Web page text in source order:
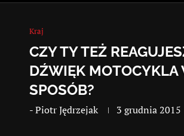
Kraj
CZY TY TEŻ
DŹWIĘK MOTOCYKLA
SPOSÓB?
-Piotr Jędrzejak 3 grudnia 2015